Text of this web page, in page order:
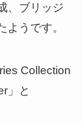
、ブリッジ
うです。
Collection
」と